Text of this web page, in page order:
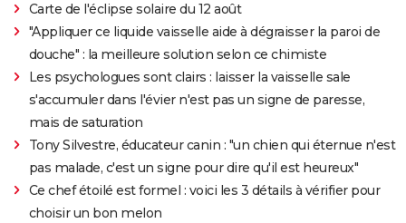
Carte de l'éclipse solaire du 12 août
"Appliquer ce liquide vaisselle aide à dégraisser la paroi de
douche" : la meilleure solution selon ce chimiste
Les psychologues sont clairs : laisser la vaisselle sale
s'accumuler dans l'évier n'est pas un signe de paresse,
mais de saturation
Tony Silvestre, éducateur canin : "un chien qui éternue n'est
pas malade, c'est un signe pour dire qu'il est heureux"
Ce chef étoilé est formel : voici les 3 détails à vérifier pour
choisir un bon melon